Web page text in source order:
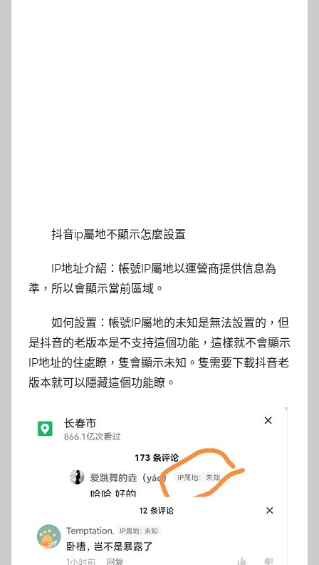
抖音ip屬地不顯示怎麼設置
IP地址介紹：帳號IP屬地以運營商提供信息為
準，所以會顯示當前區域。
如何設置：帳號IP屬地的未知是無法設置的，但
是抖音的老版本是不支持這個功能，這樣就不會顯示
IP地址的住處瞭，隻會顯示未知。隻需要下載抖音老
版本就可以隱藏這個功能瞭。